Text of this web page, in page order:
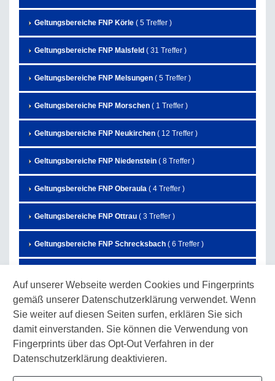
Auf unserer Webseite werden Cookies und Fingerprints
gemäß unserer Datenschutzerklärung verwendet. Wenn
Sie weiter auf diesen Seiten surfen, erklären Sie sich
damit einverstanden. Sie können die Verwendung von
Fingerprints über das Opt-Out Verfahren in der
Datenschutzerklärung deaktivieren.
Geltungsbereiche FNP Körle ( 5 Treffer )
Geltungsbereiche FNP Malsfeld ( 31 Treffer )
Geltungsbereiche FNP Melsungen ( 5 Treffer )
Geltungsbereiche FNP Morschen ( 1 Treffer )
Geltungsbereiche FNP Neukirchen ( 12 Treffer )
Geltungsbereiche FNP Niedenstein ( 8 Treffer )
Geltungsbereiche FNP Oberaula ( 4 Treffer )
Geltungsbereiche FNP Ottrau ( 3 Treffer )
Geltungsbereiche FNP Schrecksbach ( 6 Treffer )
Geltungsbereiche FNP Schwarzenborn( 7 Treffer )
Geltungsbereiche FNP Spangenberg( 3 Treffer )
Geltungsbereiche FNP Wabern( 10 Treffer )